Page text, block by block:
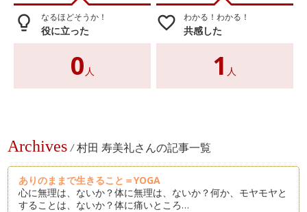
lightbulb_outline なるほどそうか！
役に立った
0 人
favorite_border わかる！わかる！
共感した
1 人
Archives / 村田 寿美礼さんの記事一覧
ありのままで生きること＝YOGA
心に無理は、ないか？体に無理は、ないか？何か、モヤモヤと
することは、ないか？体に痛いところ…